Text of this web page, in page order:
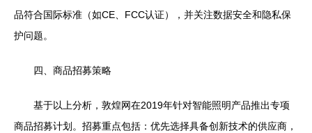
品符合国际标准（如CE、FCC认证），并关注数据安全和隐私保
护问题。
四、商品招募策略
基于以上分析，敦煌网在2019年针对智能照明产品推出专项
商品招募计划。招募重点包括：优先选择具备创新技术的供应商，